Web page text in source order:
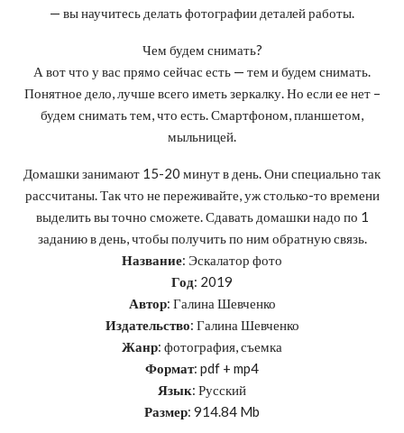
— вы научитесь делать фотографии деталей работы.
Чем будем снимать?
А вот что у вас прямо сейчас есть — тем и будем снимать.
Понятное дело, лучше всего иметь зеркалку. Но если ее нет –
будем снимать тем, что есть. Смартфоном, планшетом,
мыльницей.
Домашки занимают 15-20 минут в день. Они специально так
рассчитаны. Так что не переживайте, уж столько-то времени
выделить вы точно сможете. Сдавать домашки надо по 1
заданию в день, чтобы получить по ним обратную связь.
Название: Эскалатор фото
Год: 2019
Автор: Галина Шевченко
Издательство: Галина Шевченко
Жанр: фотография, съемка
Формат: pdf + mp4
Язык: Русский
Размер: 914.84 Mb